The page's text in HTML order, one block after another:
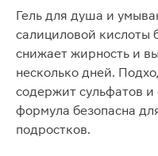
Гель для душа и
салициловой кислоты
снижает жирность и
несколько дней.
содержит сульфатов и
формула безопасна
подростков.